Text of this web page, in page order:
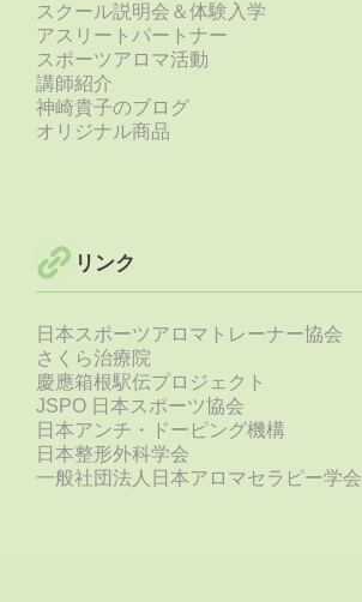
スクール説明会＆体験入学
アスリートパートナー
スポーツアロマ活動
講師紹介
神崎貴子のブログ
オリジナル商品
リンク
日本スポーツアロマトレーナー協会
さくら治療院
慶應箱根駅伝プロジェクト
JSPO 日本スポーツ協会
日本アンチ・ドーピング機構
日本整形外科学会
一般社団法人日本アロマセラピー学会